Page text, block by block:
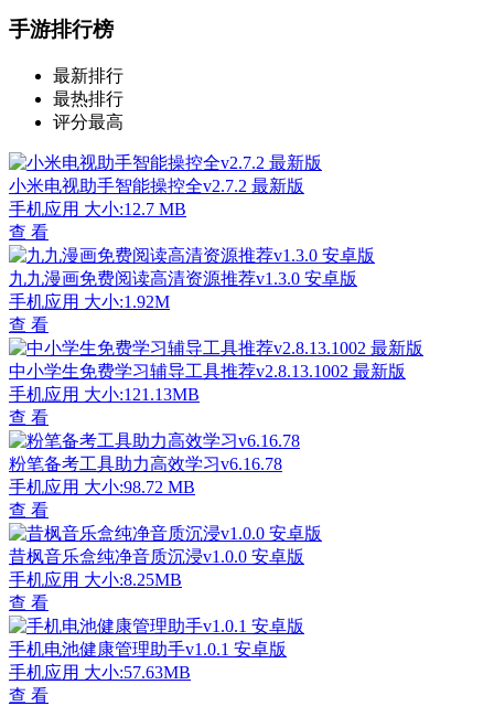
手游排行榜
最新排行
最热排行
评分最高
小米电视助手智能操控全v2.7.2 最新版
手机应用 大小:12.7 MB
查 看
九九漫画免费阅读高清资源推荐v1.3.0 安卓版
手机应用 大小:1.92M
查 看
中小学生免费学习辅导工具推荐v2.8.13.1002 最新版
手机应用 大小:121.13MB
查 看
粉笔备考工具助力高效学习v6.16.78
手机应用 大小:98.72 MB
查 看
昔枫音乐盒纯净音质沉浸v1.0.0 安卓版
手机应用 大小:8.25MB
查 看
手机电池健康管理助手v1.0.1 安卓版
手机应用 大小:57.63MB
查 看